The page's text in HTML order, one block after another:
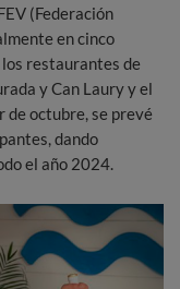
(Federación
en cinco
restaurantes de
y Can Laury y el
de octubre, se prevé
dando
el año 2024.